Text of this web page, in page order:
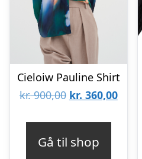
Cieloiw Pauline Shirt
kr.900,00 Den
var:
kr. 360,00Den
Gå til shop